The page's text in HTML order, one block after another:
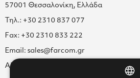
57001 Θεσσαλονίκη, Ελλάδα
Τηλ.: +30 2310 837 077
Fax: +30 2310 833 222
Email: sales@farcom.gr
ΑΡ.Γ.Ε.ΜΗ. 038365205000